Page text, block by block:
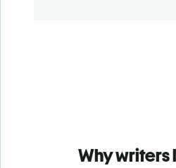
Why writers